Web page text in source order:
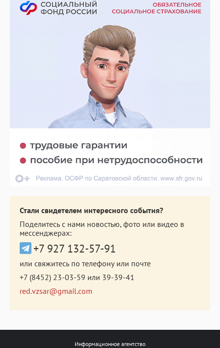
Стали свидетелем интересного события?
Поделитесь с нами новостью, фото или видео в
мессенджерах:
+7 927 132-57-91
или свяжитесь по телефону или почте
+7 (8452) 23-03-59 или 39-39-41
red.vzsar@gmail.com
Информационное агентство